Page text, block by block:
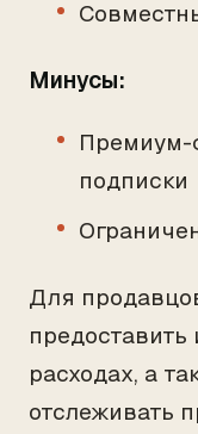
Минусы:
Премиум-
подписки
Для
расходах, а
отслеживать